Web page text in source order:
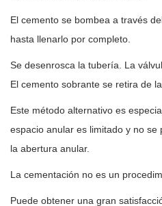
El cemento se bombea a través
hasta llenarlo por completo.
Se desenrosca la tubería. La
El cemento sobrante se retira de
Este método alternativo es
espacio anular es limitado y no
la abertura anular.
La cementación no es un
Puede obtener una gran